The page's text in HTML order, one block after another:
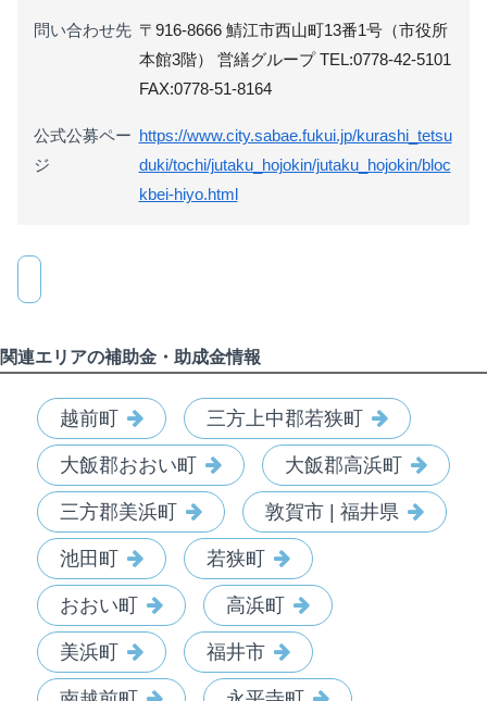
問い合わせ先 〒916-8666 鯖江市西山町13番1号（市役所
本館3階） 営繕グループ TEL:0778-42-5101
FAX:0778-51-8164
公式公募ペー
ジ
https://www.city.sabae.fukui.jp/kurashi_tetsu
duki/tochi/jutaku_hojokin/jutaku_hojokin/bloc
kbei-hiyo.html
関連エリアの補助金・助成金情報
越前町 三方上中郡若狭町
大飯郡おおい町 大飯郡高浜町
三方郡美浜町 敦賀市 | 福井県
池田町 若狭町
おおい町 高浜町
美浜町 福井市